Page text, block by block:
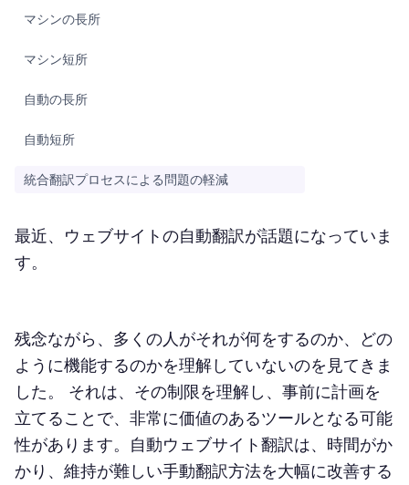
マシンの長所
マシン短所
自動の長所
自動短所
統合翻訳プロセスによる問題の軽減
最近、ウェブサイトの自動翻訳が話題になっていま
す。
残念ながら、多くの人がそれが何をするのか、どの
ように機能するのかを理解していないのを見てきま
した。 それは、その制限を理解し、事前に計画を
立てることで、非常に価値のあるツールとなる可能
性があります。自動ウェブサイト翻訳は、時間がか
かり、維持が難しい手動翻訳方法を大幅に改善する